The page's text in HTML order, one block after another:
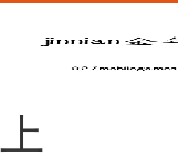
金年会|
上